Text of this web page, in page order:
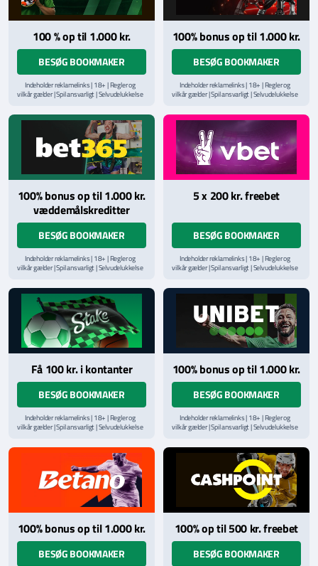
100 % op til 1.000 kr.
BESØG BOOKMAKER
Indeholder reklamelinks | 18+ | Regler og
vilkår gælder | Spil ansvarligt | Selvudelukkelse
hjælpelinje påStopSpillet.dk
Læs vilkår og betingelserher
100% bonus op til 1.000 kr.
BESØG BOOKMAKER
Indeholder reklamelinks | 18+ | Regler og
vilkår gælder | Spil ansvarligt | Selvudelukkelse
hjælpelinje påStopSpillet.dk
Læs vilkår og betingelserher
100% bonus op til 1.000 kr.
væddemålskreditter
BESØG BOOKMAKER
Indeholder reklamelinks | 18+ | Regler og
vilkår gælder | Spil ansvarligt | Selvudelukkelse
hjælpelinje påStopSpillet.dk
5 x 200 kr. freebet
BESØG BOOKMAKER
Indeholder reklamelinks | 18+ | Regler og
vilkår gælder | Spil ansvarligt | Selvudelukkelse
hjælpelinje påStopSpillet.dk
Læs vilkår og betingelserher
Få 100 kr. i kontanter
BESØG BOOKMAKER
Indeholder reklamelinks | 18+ | Regler og
vilkår gælder | Spil ansvarligt | Selvudelukkelse
hjælpelinje påStopSpillet.dk
her
100% bonus op til 1.000 kr.
BESØG BOOKMAKER
Indeholder reklamelinks | 18+ | Regler og
vilkår gælder | Spil ansvarligt | Selvudelukkelse
hjælpelinje påStopSpillet.dk
Læs vilkår og betingelserher
100% bonus op til 1.000 kr.
BESØG BOOKMAKER
100% op til 500 kr. freebet
BESØG BOOKMAKER